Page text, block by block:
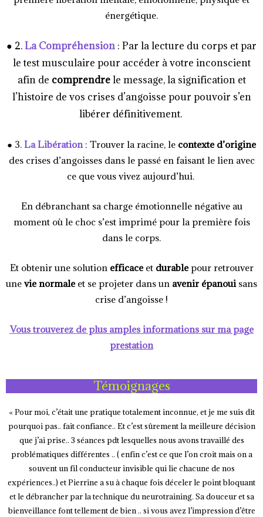
énergétique.
● 2.La Compréhension : Par la lecture du corps et par
le test musculaire pour accéder à votre inconscient
afin de comprendrele message, la signification et
l’histoire de vos crises d’angoisse pour pouvoir s’en
libérer définitivement.
● 3. La Libération: Trouver la racine, le contexte d’origine
des crises d’angoisses dans le passé en faisant le lien avec
ce que vous vivez aujourd’hui.
En débranchant sa charge émotionnelle négative au
moment où le choc s’est imprimé pour la première fois
dans le corps.
Et obtenir une solution efficaceet durable pour retrouver
une vie normale et se projeter dans un avenir épanouisans
crise d’angoisse !
Vous trouverez de plus amples informations sur ma page
prestation
Témoignages
« Pour moi, c’était une pratique totalement inconnue, et je me suis dit
pourquoi pas.. fait confiance.. Et c’est sûrement la meilleure décision
que j’ai prise.. 3 séances pdt lesquelles nous avons travaillé des
problématiques différentes .. ( enfin c’est ce que l’on croit mais on a
souvent un fil conducteur invisible qui lie chacune de nos
expériences..) et Pierrine a su à chaque fois déceler le point bloquant
et le débrancher par la technique du neurotraining. Sa douceur et sa
bienveillance font tellement de bien .. si vous avez l’impression d’être